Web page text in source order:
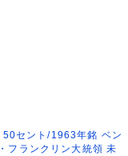
50セント/1963年銘 ベン
フランクリン大統領 未